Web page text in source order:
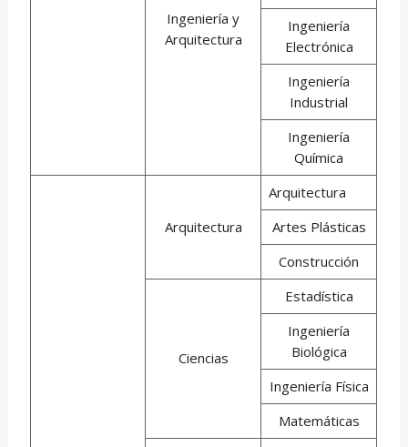
Ingeniería y
Arquitectura
Ingeniería
Electrónica
Ingeniería
Industrial
Ingeniería
Química
Arquitectura
Arquitectura
Artes Plásticas
Construcción
Ciencias
Estadística
Ingeniería
Biológica
Ingeniería Física
Matemáticas